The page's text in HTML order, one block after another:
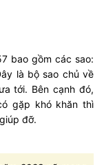
bao gồm các sao:
là bộ sao chủ về
tới. Bên cạnh đó,
gặp khó khăn thì
đỡ.